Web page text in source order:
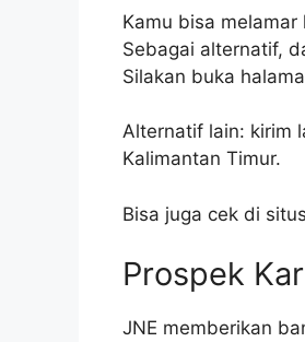
Kamu bisa
Sebagai alternatif,
Silakan buka
Alternatif lain: kirim
Kalimantan Timur.
Bisa juga cek di
Prospek
JNE memberikan